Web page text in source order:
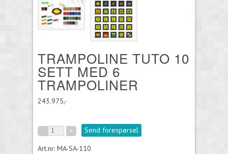
TRAMPOLINE TUTO 10
SETT MED 6
TRAMPOLINER
243.975,-
Send forespørsel
Art.nr: MA-SA-110